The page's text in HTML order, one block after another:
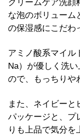
クリームケア洗顔
な泡のボリューム
の保湿感にこだわ
アミノ酸系マイル
Na）が優しく洗
ので、もっちりや
また、ネイビーと
パッケージと、プ
りも上品で気分を